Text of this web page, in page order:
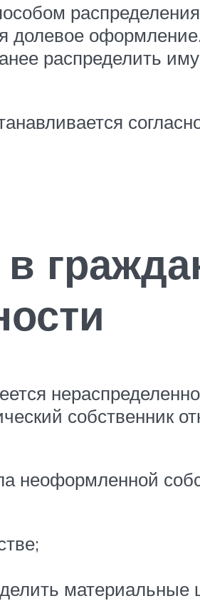
долевое
распределить
собственник